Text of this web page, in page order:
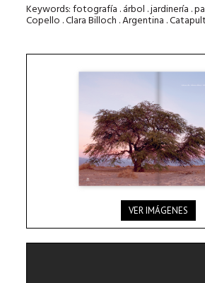
Keywords: fotografía . árbol . jardinería .
Copello . Clara Billoch . Argentina .
VER IMÁGENES